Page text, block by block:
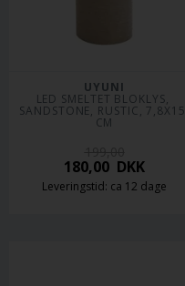
UYUNI
LED SMELTET BLOKLYS,
SANDSTONE, RUSTIC, 7,8X15
CM
180,00 DKK
Leveringstid: ca 12 dage